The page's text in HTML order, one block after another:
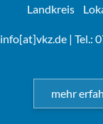
Landkreis
info[at]vkz.de| Tel.:
mehr